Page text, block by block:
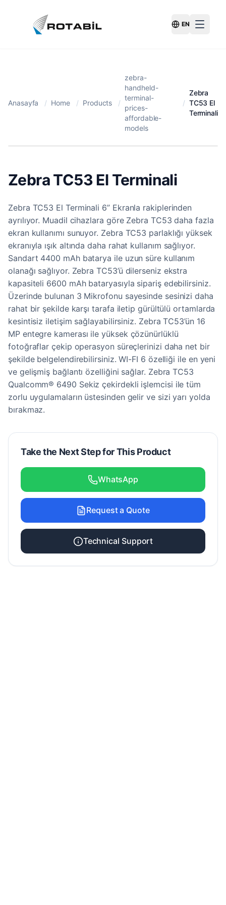
Switch
EN
Anasayfa / Home / Products /
zebra-
handheld-
terminal-
prices-
affordable-
models
/
Zebra
TC53 El
Terminali
Zebra TC53 El Terminali
Zebra TC53 El Terminali 6” Ekranla rakiplerinden
ayrılıyor. Muadil cihazlara göre Zebra TC53 daha fazla
ekran kullanımı sunuyor. Zebra TC53 parlaklığı yüksek
ekranıyla ışık altında daha rahat kullanım sağlıyor.
Sandart 4400 mAh batarya ile uzun süre kullanım
olanağı sağlıyor. Zebra TC53’ü dilerseniz ekstra
kapasiteli 6600 mAh bataryasıyla sipariş edebilirsiniz.
Üzerinde bulunan 3 Mikrofonu sayesinde sesinizi daha
rahat bir şekilde karşı tarafa iletip gürültülü ortamlarda
kesintisiz iletişim sağlayabilirsiniz. Zebra TC53’ün 16
MP entegre kamerası ile yüksek çözünürlüklü
fotoğraflar çekip operasyon süreçlerinizi daha net bir
şekilde belgelendirebilirsiniz. WI-FI 6 özelliği ile en yeni
ve gelişmiş bağlantı özelliğini sağlar. Zebra TC53
Qualcomm® 6490 Sekiz çekirdekli işlemcisi ile tüm
zorlu uygulamaların üstesinden gelir ve sizi yarı yolda
bırakmaz.
Take the Next Step for This Product
WhatsApp
Request a Quote
Technical Support